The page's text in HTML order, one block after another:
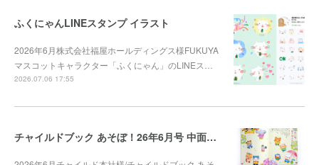
ふくにゃんLINEスタンプ イラスト
2026年6月株式会社福屋ホールディングス様FUKUYA
マスコットキャラクター「ふくにゃん」のLINEス…
2026.07.06 17:55
チャイルドブック あそぼ！26年6月号 中面イラスト